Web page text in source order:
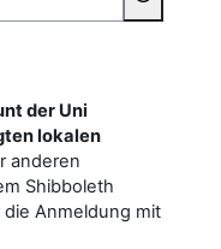
der Uni
lokalen
anderen
Shibboleth
Anmeldung mit